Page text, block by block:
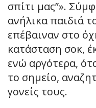
σπίτι μας”».
ανήλικα παιδιά
επέβαιναν στο
κατάσταση σοκ,
ενώ αργότερα,
το σημείο,
γονείς τους.